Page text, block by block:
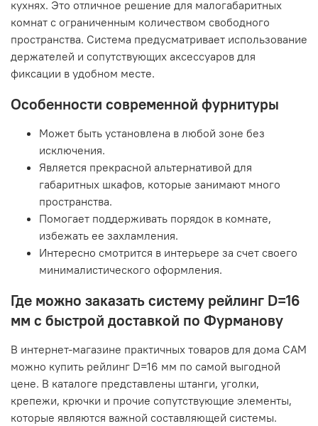
кухнях. Это отличное решение для малогабаритных
комнат с ограниченным количеством свободного
пространства. Система предусматривает использование
держателей и сопутствующих аксессуаров для
фиксации в удобном месте.
Особенности современной фурнитуры
Может быть установлена в любой зоне без
исключения.
Является прекрасной альтернативой для
габаритных шкафов, которые занимают много
пространства.
Помогает поддерживать порядок в комнате,
избежать ее захламления.
Интересно смотрится в интерьере за счет своего
минималистического оформления.
Где можно заказать систему рейлинг D=16
мм с быстрой доставкой по Фурманову
В интернет-магазине практичных товаров для дома САМ
можно купить рейлинг D=16 мм по самой выгодной
цене. В каталоге представлены штанги, уголки,
крепежи, крючки и прочие сопутствующие элементы,
которые являются важной составляющей системы.